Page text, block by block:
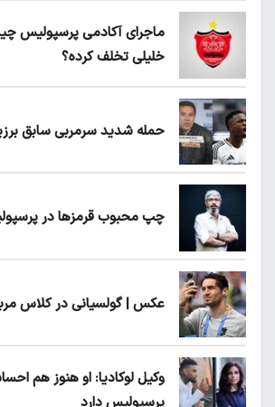
ماجرای آکادمی پرسپولیس
خلیلی تخلف کرده؟
حمله شدید سرمربی سابق
چپ محبوب قرمزها در
عکس | گولسیانی در کلاس
وکیل لوکادیا: او هنوز هم